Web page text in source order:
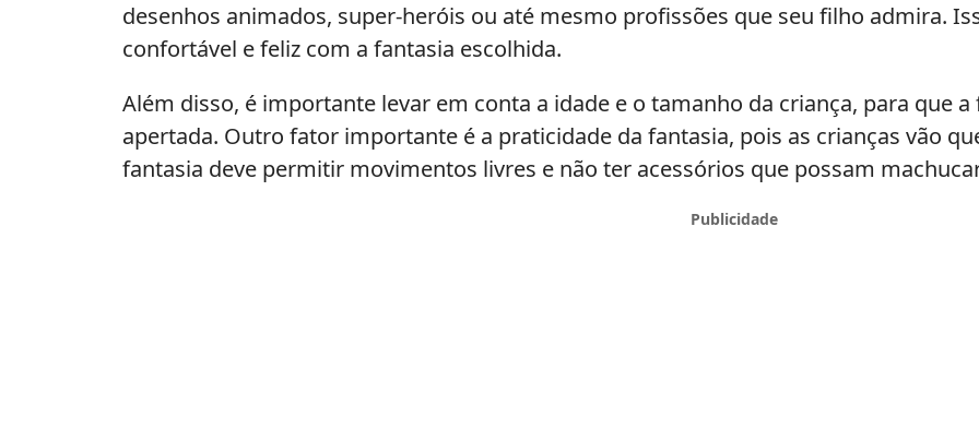
desenhos animados, super-heróis ou até mesmo profissões que seu filho admira.
confortável e feliz com a fantasia escolhida.
Além disso, é importante levar em conta a idade e o tamanho da criança, para que
apertada. Outro fator importante é a praticidade da fantasia, pois as crianças vão
fantasia deve permitir movimentos livres e não ter acessórios que possam